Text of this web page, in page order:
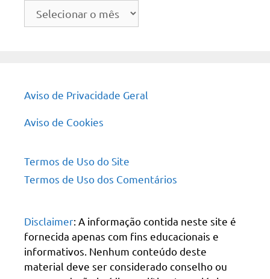
Arquivo
Aviso de Privacidade Geral
Aviso de Cookies
Termos de Uso do Site
Termos de Uso dos Comentários
Disclaimer: A informação contida neste site é
fornecida apenas com fins educacionais e
informativos. Nenhum conteúdo deste
material deve ser considerado conselho ou